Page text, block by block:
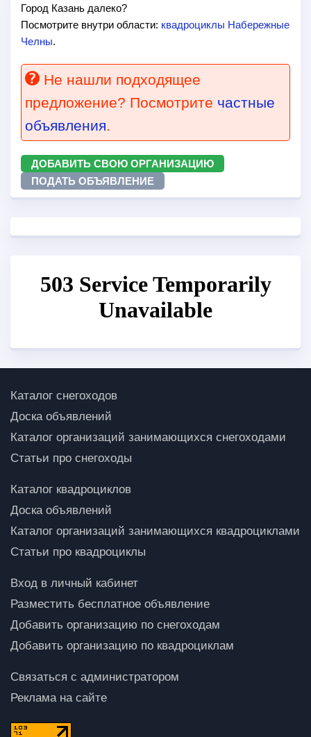
Город Казань далеко?
Посмотрите внутри области: квадроциклы Набережные
Челны.
Не нашли подходящее
предложение? Посмотрите частные
объявления.
ДОБАВИТЬ СВОЮ ОРГАНИЗАЦИЮ
ПОДАТЬ ОБЪЯВЛЕНИЕ
Каталог снегоходов
Доска объявлений
Каталог организаций занимающихся снегоходами
Статьи про снегоходы
Каталог квадроциклов
Доска объявлений
Каталог организаций занимающихся квадроциклами
Статьи про квадроциклы
Вход в личный кабинет
Разместить бесплатное объявление
Добавить организацию по снегоходам
Добавить организацию по квадроциклам
Связаться с администратором
Реклама на сайте